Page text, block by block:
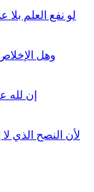
لو نفع العلم بلا
وهل
إن لله
لأن النصح الذي